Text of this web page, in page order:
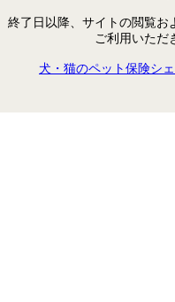
終了日以降、サイトの閲覧お
ご利用いただ
犬・猫のペット保険シ